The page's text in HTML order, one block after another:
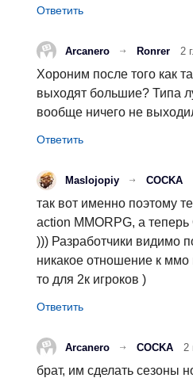
Arcanero Ronrer 2 г.
Хороним после того как
выходят большие? Типа
вообще ничего не
Maslojopiy COCKA
так вот именно поэтому
action MMORPG, а
))) Разработчики видимо
никакое отношение к ммо
то для 2к игроков )
Arcanero COCKA 2
брат, им сделать сезоны